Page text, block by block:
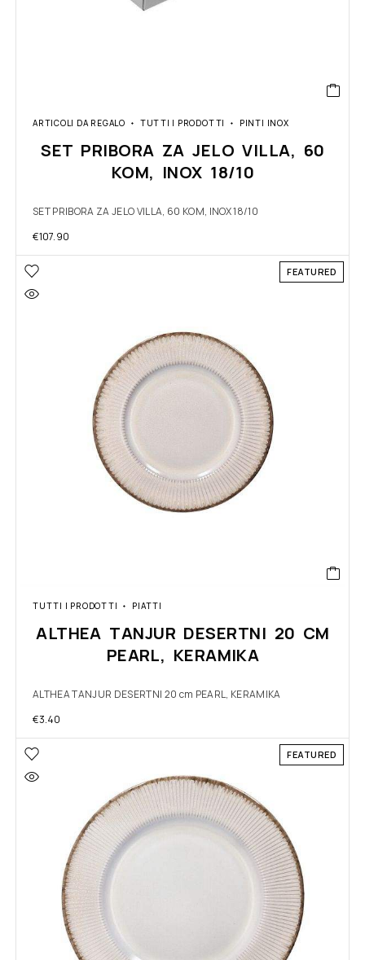
ARTICOLI DA REGALO TUTTI I PRODOTTI PINTI INOX
SET PRIBORA ZA JELO VILLA, 60
KOM, INOX 18/10
SET PRIBORA ZA JELO VILLA, 60 KOM, INOX 18/10
€107.90
FEATURED
TUTTI I PRODOTTI PIATTI
ALTHEA TANJUR DESERTNI 20 CM
PEARL, KERAMIKA
ALTHEA TANJUR DESERTNI 20 cm PEARL, KERAMIKA
€3.40
FEATURED